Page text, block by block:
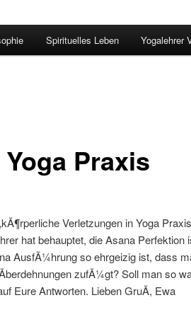
Spirituelles Leben Yogalehrer
Praxis
Verletzungen in Yoga
hat behauptet, die Asana Perfektion
AusfÃ¼hrung so ehrgeizig ist, dass
zufÃ¼gt? Soll man so
Eure Antworten. Lieben GruÃ, Ewa